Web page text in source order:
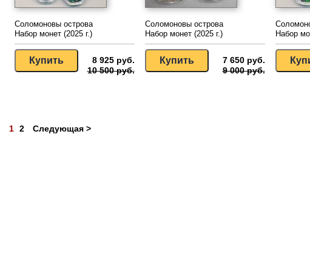
Соломоновы острова
Набор монет (2025 г.)
8 925 руб.
10 500 руб.
Соломоновы острова
Набор монет (2025 г.)
7 650 руб.
9 000 руб.
Набор
1 2 Следующая >